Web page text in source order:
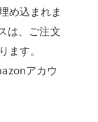
め込まれま
は、ご注文
す。
アカウ